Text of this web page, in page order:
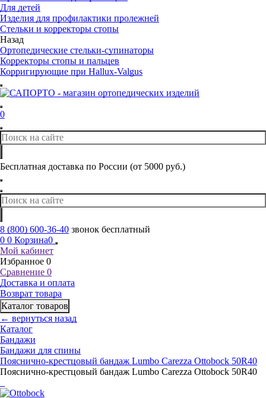
Для детей
Изделия для профилактики пролежней
Стельки и корректоры стопы
Назад
Ортопедические стельки-супинаторы
Корректоры стопы и пальцев
Корригирующие при Hallux-Valgus
0
Бесплатная доставка по России (от 5000 руб.)
8 (800) 600-36-40 звонок бесплатный
0 0 Корзина0
Мой кабинет
Избранное 0
Сравнение 0
Доставка и оплата
Возврат товара
Каталог товаров
← вернуться назад
Каталог
Бандажи
Бандажи для спины
Пояснично-крестцовый бандаж Lumbo Carezza Ottobock 50R40
Пояснично-крестцовый бандаж Lumbo Carezza Ottobock 50R40